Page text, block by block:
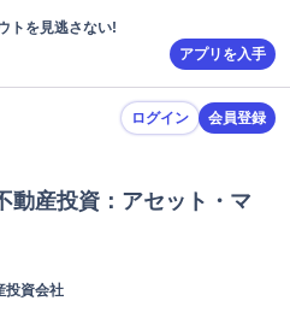
トを見逃さない!
アプリを入手
ログイン 会員登録
動産投資：アセット・マ
投資会社